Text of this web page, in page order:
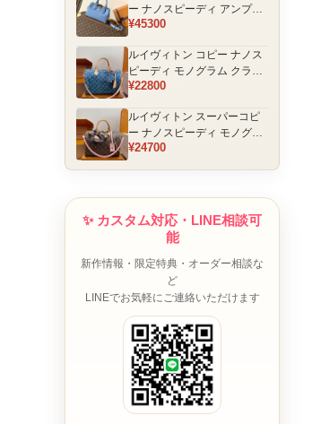
ー ナノスピーディ アンプラ
ントレザー ミニボストンバ
すめ
¥45300
ルイヴィトン コピー ナノス
ピーディ モノグラム クラシ
ックデザイン ミニボストン
¥22800
ルイヴィトン スーパーコピ
ー ナノスピーディ モノグラ
ム チャーム装飾 ミニボスト
¥24700
✨ カスタム対応・LINE相談可
能
新作情報・限定特典・オーダー相談な
ど
LINEでお気軽にご連絡いただけます